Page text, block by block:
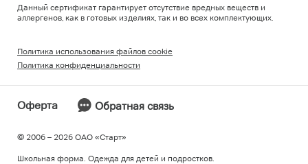
© 2006 – 2026 ОAO «Старт»
Школьная форма. Одежда для детей и подростков.
Оферта Обратная связь
Данный сертификат гарантирует отсутствие вредных веществ и
аллергенов, как в готовых изделиях, так и во всех комплектующих.
Политика использования файлов cookie
Политика конфиденциальности